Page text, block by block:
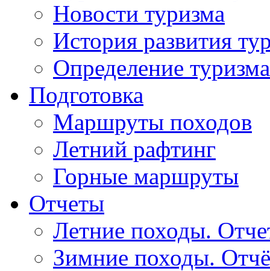
Новости туризма
История развития
Определение туризма
Подготовка
Маршруты походов
Летний рафтинг
Горные маршруты
Отчеты
Летние походы.
Зимние походы.